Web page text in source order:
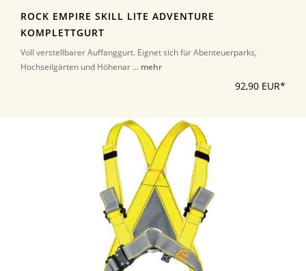
ROCK EMPIRE SKILL LITE ADVENTURE
KOMPLETTGURT
Voll verstellbarer Auffanggurt. Eignet sich für Abenteuerparks,
Hochseilgärten und Höhenar ... mehr
92,90 EUR*